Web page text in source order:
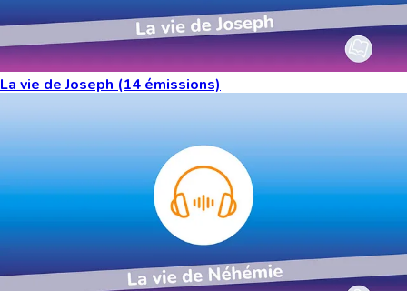
La vie de Joseph (14 émissions)